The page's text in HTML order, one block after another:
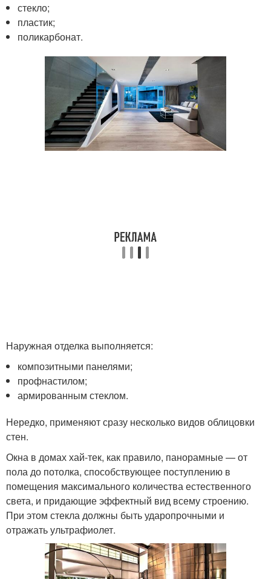
стекло;
пластик;
поликарбонат.
Наружная отделка выполняется:
композитными панелями;
профнастилом;
армированным стеклом.
Нередко, применяют сразу несколько видов облицовки
стен.
Окна в домах хай-тек, как правило, панорамные — от
пола до потолка, способствующее поступлению в
помещения максимального количества естественного
света, и придающие эффектный вид всему строению.
При этом стекла должны быть ударопрочными и
отражать ультрафиолет.